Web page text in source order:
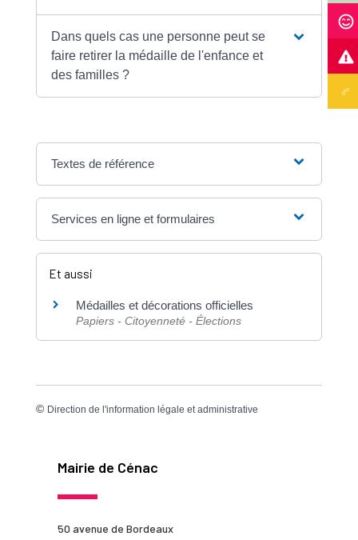
Dans quels cas une personne peut se
faire retirer la médaille de l'enfance et
des familles ?
Textes de référence
Services en ligne et formulaires
Et aussi
Médailles et décorations officielles
Papiers - Citoyenneté - Élections
© Direction de l'information légale et administrative
Mairie de Cénac
50 avenue de Bordeaux